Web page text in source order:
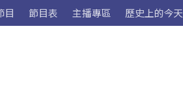
目 節目表 主播專區 歷史上的今天